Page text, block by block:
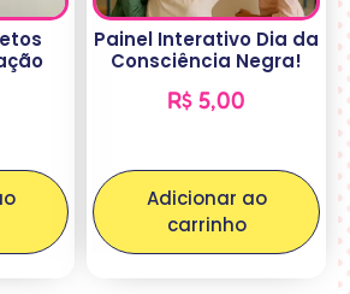
Painel Interativo Dia da
Consciência Negra!
R$ 5,00
Adicionar ao
carrinho